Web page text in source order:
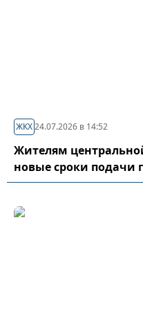
ЖКХ24.07.2026 в 14:52
Жителям
новые сроки подачи